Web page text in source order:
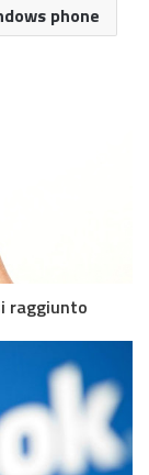
phone
raggiunto